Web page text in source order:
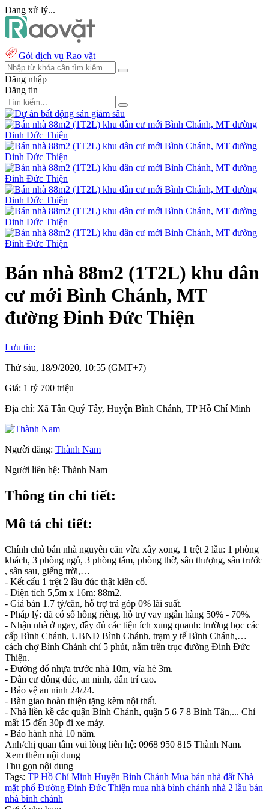
Đang xử lý...
Gói dịch vụ Rao vặt
Đăng nhập
Đăng tin
Bán nhà 88m2 (1T2L) khu dân
cư mới Bình Chánh, MT
đường Đinh Đức Thiện
Lưu tin:
Thứ sáu, 18/9/2020, 10:55 (GMT+7)
Giá: 1 tỷ 700 triệu
Địa chỉ: Xã Tân Quý Tây, Huyện Bình Chánh, TP Hồ Chí Minh
Người đăng: Thành Nam
Người liên hệ: Thành Nam
Thông tin chi tiết:
Mô tả chi tiết:
Chính chủ bán nhà nguyên căn vừa xây xong, 1 trệt 2 lầu: 1 phòng
khách, 3 phòng ngủ, 3 phòng tắm, phòng thờ, sân thượng, sân trước
, sân sau, giếng trời,…
- Kết cấu 1 trệt 2 lầu đúc thật kiên cố.
- Diện tích 5,5m x 16m: 88m2.
- Giá bán 1.7 tỷ/căn, hỗ trợ trả góp 0% lãi suất.
- Pháp lý: đã có sổ hồng riêng, hỗ trợ vay ngân hàng 50% - 70%.
- Nhận nhà ở ngay, đầy đủ các tiện ích xung quanh: trường học các
cấp Bình Chánh, UBND Bình Chánh, trạm y tế Bình Chánh,…
cách chợ Bình Chánh chỉ 5 phút, nằm trên trục đường Đinh Đức
Thiện.
- Đường đổ nhựa trước nhà 10m, vỉa hè 3m.
- Dân cư đông đúc, an ninh, dân trí cao.
- Bảo vệ an ninh 24/24.
- Bàn giao hoàn thiện tặng kèm nội thất.
- Nhà liền kề các quận Bình Chánh, quận 5 6 7 8 Bình Tân,... Chỉ
mất 15 đến 30p đi xe máy.
- Bảo hành nhà 10 năm.
Anh/chị quan tâm vui lòng liên hệ: 0968 950 815 Thành Nam.
Xem thêm nội dung
Thu gọn nội dung
Tags: TP Hồ Chí Minh Huyện Bình Chánh Mua bán nhà đất Nhà
mặt phố Đường Đinh Đức Thiện mua nhà bình chánh nhà 2 lầu bán
nhà bình chánh